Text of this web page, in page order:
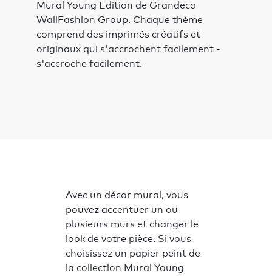
Mural Young Edition de Grandeco
WallFashion Group. Chaque thème
comprend des imprimés créatifs et
originaux qui s'accrochent facilement -
s'accroche facilement.
Avec un décor mural, vous
pouvez accentuer un ou
plusieurs murs et changer le
look de votre pièce. Si vous
choisissez un papier peint de
la collection Mural Young